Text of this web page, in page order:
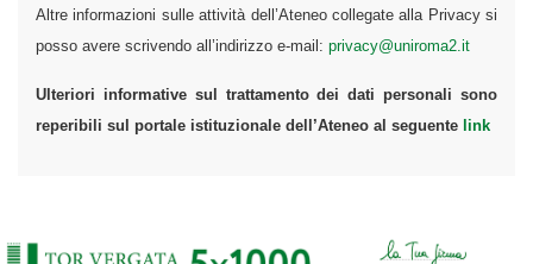
Altre informazioni sulle attività dell’Ateneo collegate alla Privacy si
posso avere scrivendo all’indirizzo e-mail: privacy@uniroma2.it
Ulteriori informative sul trattamento dei dati personali sono
reperibili sul portale istituzionale dell’Ateneo al seguente link